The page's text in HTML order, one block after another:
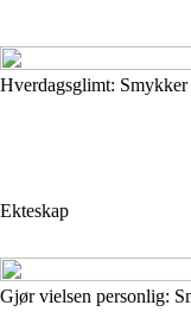
Hverdagsglimt:
Ekteskap
Gjør vielsen personlig: